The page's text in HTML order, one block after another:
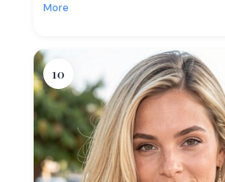
More
10